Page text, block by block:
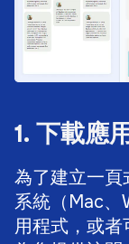
1. 下載應
為了建立一頁
系統（Mac
用程式，或